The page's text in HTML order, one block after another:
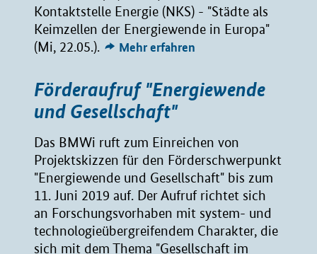
Kontaktstelle Energie (NKS) - "Städte als
Keimzellen der Energiewende in Europa"
(Mi, 22.05.).
Mehr erfahren
Förderaufruf "Energiewende
und Gesellschaft"
Das BMWi ruft zum Einreichen von
Projektskizzen für den Förderschwerpunkt
"Energiewende und Gesellschaft" bis zum
11. Juni 2019 auf. Der Aufruf richtet sich
an Forschungsvorhaben mit system- und
technologieübergreifendem Charakter, die
sich mit dem Thema "Gesellschaft im